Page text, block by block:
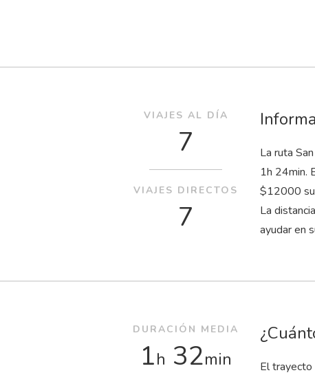
La ruta
1h 24min.
$12000
La
ayudar en
VIAJES AL DÍA
7
VIAJES DIRECTOS
7
El trayecto
DURACIÓN MEDIA
1h 32min